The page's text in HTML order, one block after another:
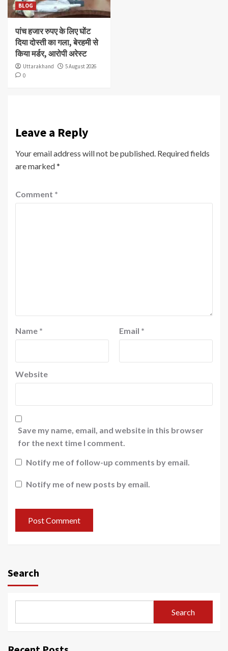
BLOG
पांच हजार रुपए के लिए घोंट
दिया दोस्ती का गला, बेरहमी से
किया मर्डर, आरोपी अरेस्ट
Uttarakhand
5 August 2026
0
Leave a Reply
Your email address will not be published. Required fields
are marked*
Comment *
Name * Email *
Website
Save my name, email, and website in this browser
for the next time I comment.
Notify me of follow-up comments by email.
Notify me of new posts by email.
Search
Search